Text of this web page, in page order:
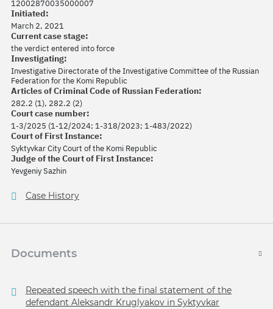
12002870035000007
Initiated:
March 2, 2021
Current case stage:
the verdict entered into force
Investigating:
Investigative Directorate of the Investigative Committee of the Russian
Federation for the Komi Republic
Articles of Criminal Code of Russian Federation:
282.2 (1), 282.2 (2)
Court case number:
1-3/2025 (1-12/2024; 1-318/2023; 1-483/2022)
Court of First Instance:
Syktyvkar City Court of the Komi Republic
Judge of the Court of First Instance:
Yevgeniy Sazhin
Case History
Documents
Repeated speech with the final statement of the
defendant Aleksandr Kruglyakov in Syktyvkar